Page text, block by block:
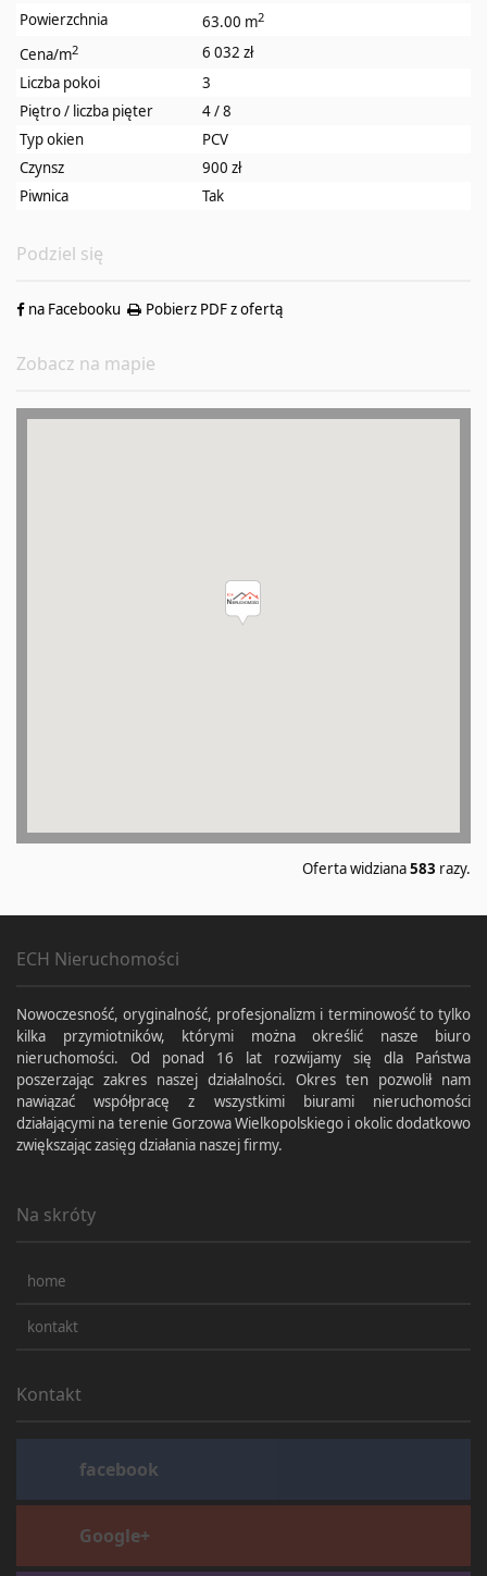
Powierzchnia
63.00 m2
Cena/m2
6 032 zł
Liczba pokoi
3
Piętro / liczba pięter
4 / 8
Typ okien
PCV
Czynsz
900 zł
Piwnica
Tak
Podziel się
na Facebooku Pobierz PDF z ofertą
Zobacz na mapie
Oferta widziana583 razy.
ECH Nieruchomości
Nowoczesność, oryginalność, profesjonalizm i terminowość to tylko
kilka przymiotników, którymi można określić nasze biuro
nieruchomości. Od ponad 16 lat rozwijamy się dla Państwa
poszerzając zakres naszej działalności. Okres ten pozwolił nam
nawiązać współpracę z wszystkimi biurami nieruchomości
działającymi na terenie Gorzowa Wielkopolskiego i okolic dodatkowo
zwiększając zasięg działania naszej firmy.
Na skróty
home
kontakt
Kontakt
facebook
Google+